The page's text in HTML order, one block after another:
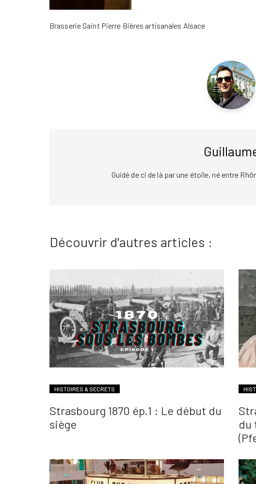
Brasserie Saint Pierre Bières artisanales Alsace
Guidé de ci de là par une étoile, né entre
Découvrir d'autres articles :
HISTOIRES & SECRETS
Strasbourg 1870 ép.1 : Le début du
siège
du